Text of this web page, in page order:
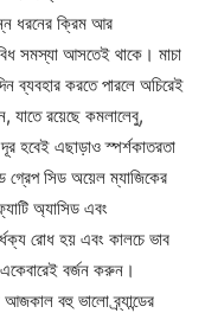
ধরনের ক্রিম আর
সমস্যা আসতেই থাকে। মাচা
ব্যবহার করতে পারলে অচিরেই
যাতে রয়েছে কমলালেবু,
হবেই এছাড়াও স্পর্শকাতরতা
গ্রেপ সিড অয়েল ম্যাজিকের
অ্যাসিড এবং
রোধ হয় এবং কালচে ভাব
বর্জন করুন।
বহু ভালো ব্র্যান্ডের